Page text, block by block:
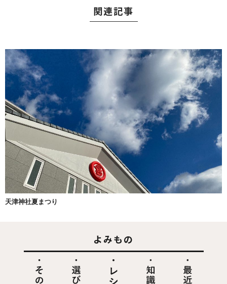
関連記事
天津神社夏まつり
よみもの